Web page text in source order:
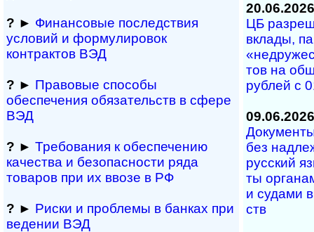
? ► Финансовые последствия
условий и формулировок
контрактов ВЭД
? ► Правовые способы
обеспечения обяза­тельств в сфере
ВЭД
? ► Требования к обеспечению
качества и безопасности ряда
товаров при их ввозе в РФ
? ► Риски и проблемы в банках при
ведении ВЭД
20.06.2026
ЦБ
вкла­ды,
тов на
руб­лей с
09.06.2026
без
рус­ский
ты
и су­да­ми
ств